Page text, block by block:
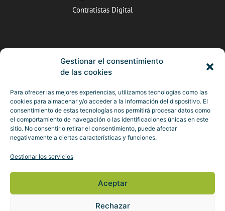
Gestionar el consentimiento
de las cookies
Para ofrecer las mejores experiencias, utilizamos tecnologías como las
cookies para almacenar y/o acceder a la información del dispositivo. El
consentimiento de estas tecnologías nos permitirá procesar datos como
el comportamiento de navegación o las identificaciones únicas en este
sitio. No consentir o retirar el consentimiento, puede afectar
negativamente a ciertas características y funciones.
Gestionar los servicios
Aceptar
Rechazar
Contratistas Digital
Dónde estamos
C/Valle de Arán nº5, Valladolid
camara@ccontratistascyl.es
Hazte socio
Conoce las ventajas